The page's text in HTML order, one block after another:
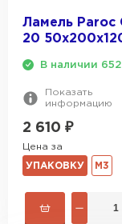
Ламель Paroc
20
В наличии 652
Показать
информацию
2 610 ₽
Цена за
УПАКОВКУ М3